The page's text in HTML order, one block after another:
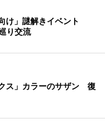
け」謎解きイベント
り交流
ス」カラーのサザン 復